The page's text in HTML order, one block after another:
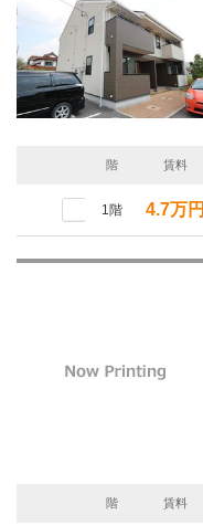
階 賃料
1階 4.7万円
階 賃料